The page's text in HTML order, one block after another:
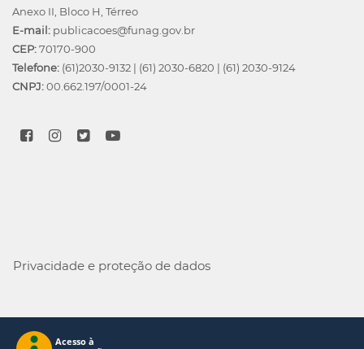
Anexo II, Bloco H, Térreo
E-mail: publicacoes@funag.gov.br
CEP:70170-900
Telefone: (61)2030-9132 | (61) 2030-6820 | (61) 2030-9124
CNPJ:00.662.197/0001-24
Privacidade e proteção de dados